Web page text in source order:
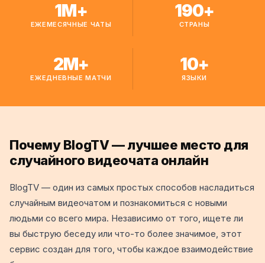
1M+
ЕЖЕМЕСЯЧНЫЕ ЧАТЫ
190+
СТРАНЫ
2M+
ЕЖЕДНЕВНЫЕ МАТЧИ
10+
ЯЗЫКИ
Почему BlogTV — лучшее место для
случайного видеочата онлайн
BlogTV — один из самых простых способов насладиться
случайным видеочатом и познакомиться с новыми
людьми со всего мира. Независимо от того, ищете ли
вы быструю беседу или что-то более значимое, этот
сервис создан для того, чтобы каждое взаимодействие